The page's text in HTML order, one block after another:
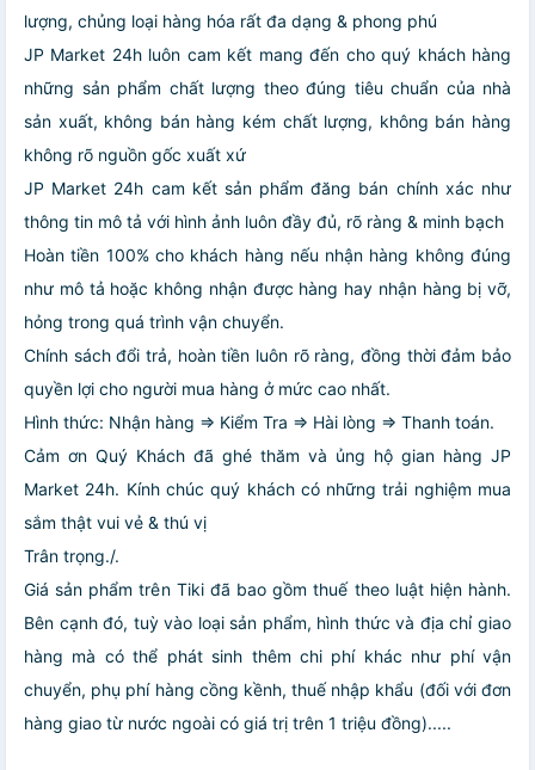
lượng, chủng loại hàng hóa rất đa dạng & phong phú
JP Market 24h luôn cam kết mang đến cho quý khách hàng
những sản phẩm chất lượng theo đúng tiêu chuẩn của nhà
sản xuất, không bán hàng kém chất lượng, không bán hàng
không rõ nguồn gốc xuất xứ
JP Market 24h cam kết sản phẩm đăng bán chính xác như
thông tin mô tả với hình ảnh luôn đầy đủ, rõ ràng & minh bạch
Hoàn tiền 100% cho khách hàng nếu nhận hàng không đúng
như mô tả hoặc không nhận được hàng hay nhận hàng bị vỡ,
hỏng trong quá trình vận chuyển.
Chính sách đổi trả, hoàn tiền luôn rõ ràng, đồng thời đảm bảo
quyền lợi cho người mua hàng ở mức cao nhất.
Hình thức: Nhận hàng => Kiểm Tra => Hài lòng => Thanh toán.
Cảm ơn Quý Khách đã ghé thăm và ủng hộ gian hàng JP
Market 24h. Kính chúc quý khách có những trải nghiệm mua
sắm thật vui vẻ & thú vị
Trân trọng./.
Giá sản phẩm trên Tiki đã bao gồm thuế theo luật hiện hành.
Bên cạnh đó, tuỳ vào loại sản phẩm, hình thức và địa chỉ giao
hàng mà có thể phát sinh thêm chi phí khác như phí vận
chuyển, phụ phí hàng cồng kềnh, thuế nhập khẩu (đối với đơn
hàng giao từ nước ngoài có giá trị trên 1 triệu đồng).....